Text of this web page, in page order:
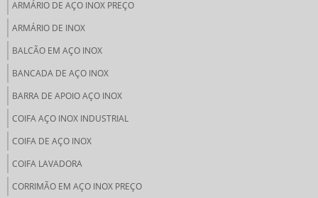
ARMÁRIO DE AÇO INOX PREÇO
ARMÁRIO DE INOX
BALCÃO EM AÇO INOX
BANCADA DE AÇO INOX
BARRA DE APOIO AÇO INOX
COIFA AÇO INOX INDUSTRIAL
COIFA DE AÇO INOX
COIFA LAVADORA
CORRIMÃO EM AÇO INOX PREÇO